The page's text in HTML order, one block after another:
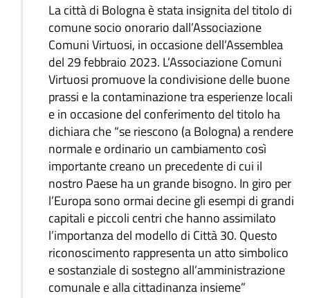
La città di Bologna è stata insignita del titolo di
comune socio onorario dall’Associazione
Comuni Virtuosi, in occasione dell’Assemblea
del 29 febbraio 2023. L’Associazione Comuni
Virtuosi promuove la condivisione delle buone
prassi e la contaminazione tra esperienze locali
e in occasione del conferimento del titolo ha
dichiara che “se riescono (a Bologna) a rendere
normale e ordinario un cambiamento così
importante creano un precedente di cui il
nostro Paese ha un grande bisogno. In giro per
l’Europa sono ormai decine gli esempi di grandi
capitali e piccoli centri che hanno assimilato
l’importanza del modello di Città 30. Questo
riconoscimento rappresenta un atto simbolico
e sostanziale di sostegno all’amministrazione
comunale e alla cittadinanza insieme”